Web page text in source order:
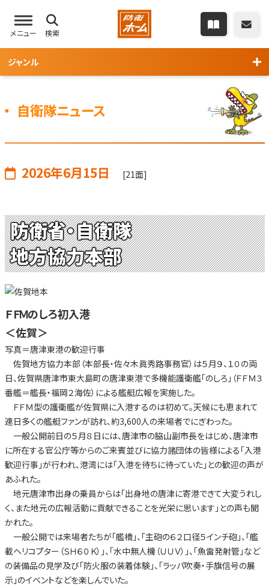
メニュー 検索
ジャンル
自衛隊ニュース
2026年6月15日 [21面]
防衛省・自衛隊
地方協力本部
ＦＦＭのしろ初入港
＜佐賀＞
写真＝唐津東港の歓迎行事
佐賀地方協力本部（本部長・佐々木眞秀路事務官）は５月９、１０の両
日、佐賀県唐津市東大島町の唐津東港で多機能護衛艦「のしろ」（ＦＦＭ３
番艦＝艦長・福岡２海佐）による艦艇広報を実施した。
ＦＦＭ型の護衛艦が佐賀県に入港するのは初めて。天候にも恵まれて
連日多くの艦艇ファンが訪れ、約3,600人の来場者でにぎわった。
一般公開前日の５月８日には、唐津市の脇山副市長をはじめ、唐津市
に所在する官公庁等からのご来賓並びに協力諸団体の皆様による「入港
歓迎行事」が行われ、港湾には「入港を待ちに待っていた」との歓迎の声が
あふれた。
地元唐津市出身の乗員からは「出身地の唐津に寄港できて大変うれし
く、また地元の広報活動に貢献できることを光栄に思います」との声も聞
かれた。
一般公開では来場者たちが「艦橋」、「主砲の６２口径５インチ砲」、「艦
載ヘリコプター（ＳＨ６０Ｋ）」、「水中無人機（ＵＵＶ）」、「魚雷発射管」など
の装備品の見学及び「防火服の装着体験」、「ラッパ吹奏・手旗信号の展
示」のイベントなどを楽しんでいた。